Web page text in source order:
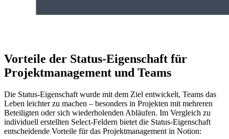
Vorteile der Status-Eigenschaft für
Projektmanagement und Teams
Die Status-Eigenschaft wurde mit dem Ziel entwickelt, Teams das
Leben leichter zu machen – besonders in Projekten mit mehreren
Beteiligten oder sich wiederholenden Abläufen. Im Vergleich zu
individuell erstellten Select-Feldern bietet die Status-Eigenschaft
entscheidende Vorteile für das Projektmanagement in Notion: